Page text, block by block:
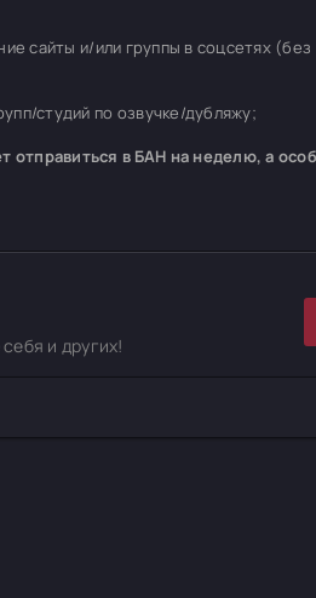
сайты и/или группы в соцсетях (без
студий по озвучке/дубляжу;
отправиться в БАН на неделю, а
и других!